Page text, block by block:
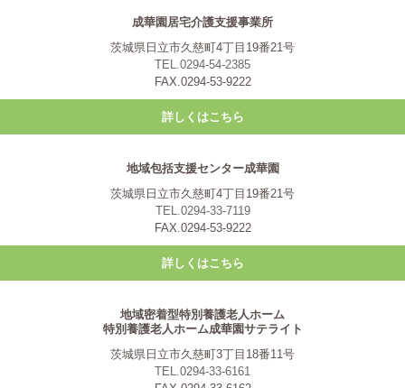
成華園居宅介護支援事業所
茨城県日立市久慈町4丁目19番21号
TEL.0294-54-2385
FAX.0294-53-9222
詳しくはこちら
地域包括支援センター成華園
茨城県日立市久慈町4丁目19番21号
TEL.0294-33-7119
FAX.0294-53-9222
詳しくはこちら
地域密着型特別養護老人ホーム
特別養護老人ホーム成華園サテライト
茨城県日立市久慈町3丁目18番11号
TEL.0294-33-6161